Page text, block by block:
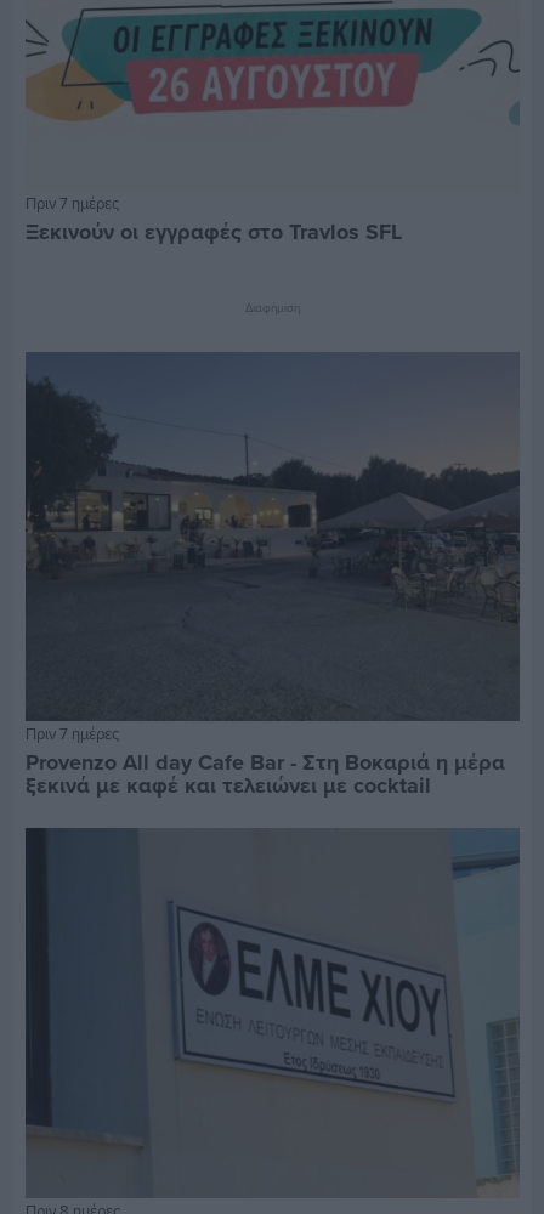
Πριν 7 ημέρες
Ξεκινούν οι εγγραφές στο Travlos SFL
Διαφήμιση
Πριν 7 ημέρες
Provenzo All day Cafe Bar - Στη Βοκαριά η μέρα
ξεκινά με καφέ και τελειώνει με cocktail